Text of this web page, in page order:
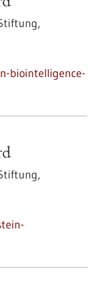
biointelligence-